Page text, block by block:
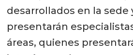
desarrollados en la sede
presentarán
áreas, quienes